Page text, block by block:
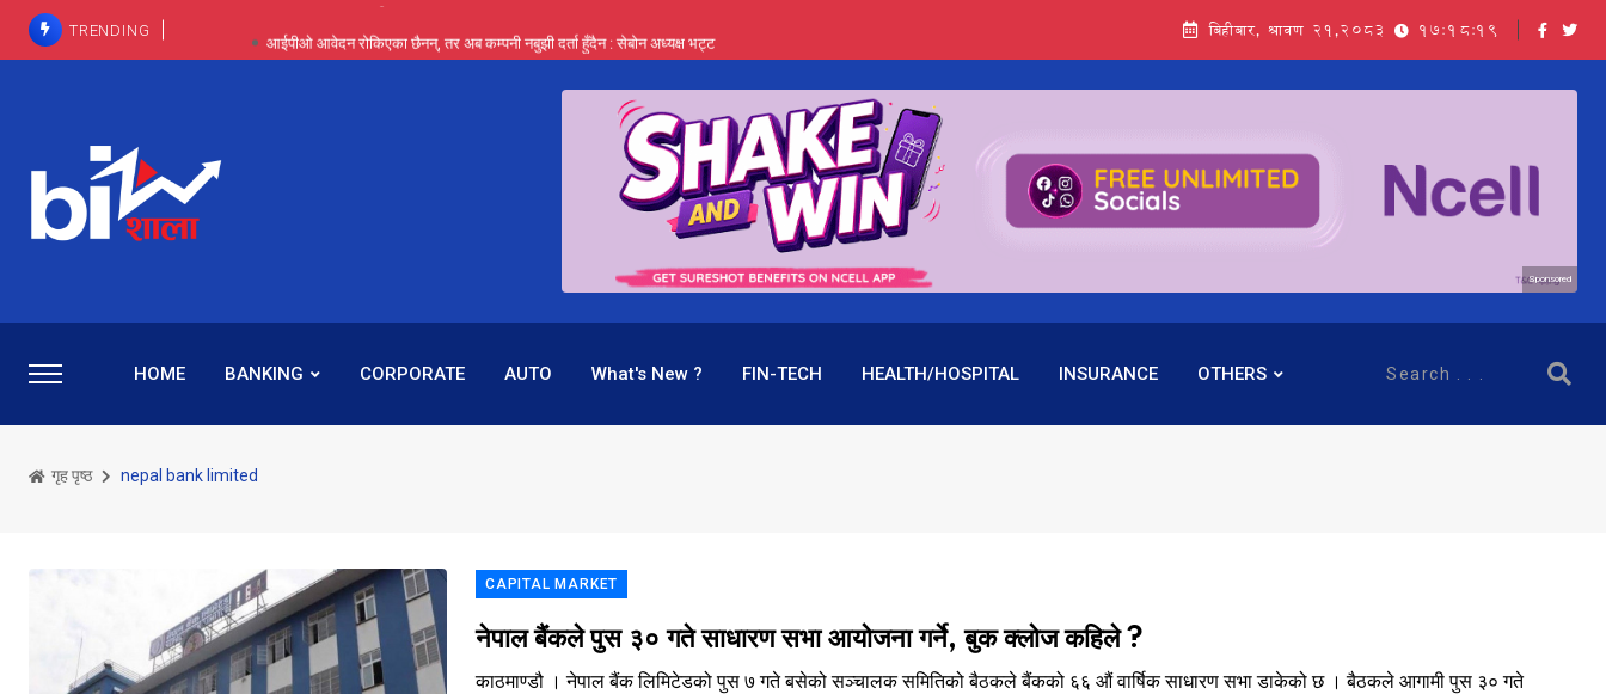
TRENDING आईपीओ आवेदन रोकिएका छैनन्, तर अब कम्पनी नबुझी दर्ता हुँदैन : सेबोन अध्यक्ष भट्ट
पाँच वर्षसम्म अदालत मौन, पद सकिएपछि महाप्रसाद ‘योग्य’ !
प्रभू बैंकका सञ्चालक बस्नेतमाथि राष्ट्र बैंकको ‘कन्सर्न’, प्रवक्ता भन्छन्- समूह फेरेर सञ्चालक पदमा बस्न मिल्दैन
५-६ वर्षदेखि बढुवा नहुँदा निराश थिइन् रश्मी, जागिर परिवर्तनको प्रयास पनि असफल
बिहीबार, श्रावण २१,२०८३ 17:18:21
Sponsored
HOME BANKING CORPORATE AUTO What's New ? FIN-TECH HEALTH/HOSPITAL INSURANCE OTHERS
गृह पृष्ठ nepal bank limited
CAPITAL MARKET
नेपाल बैंकले पुस ३० गते साधारण सभा आयोजना गर्ने, बुक क्लोज कहिले ?
काठमाण्डौ । नेपाल बैंक लिमिटेडको पुस ७ गते बसेको सञ्चालक समितिको बैठकले बैंकको ६६ औं वार्षिक साधारण सभा डाकेको छ । बैठकले आगामी पुस ३० गते